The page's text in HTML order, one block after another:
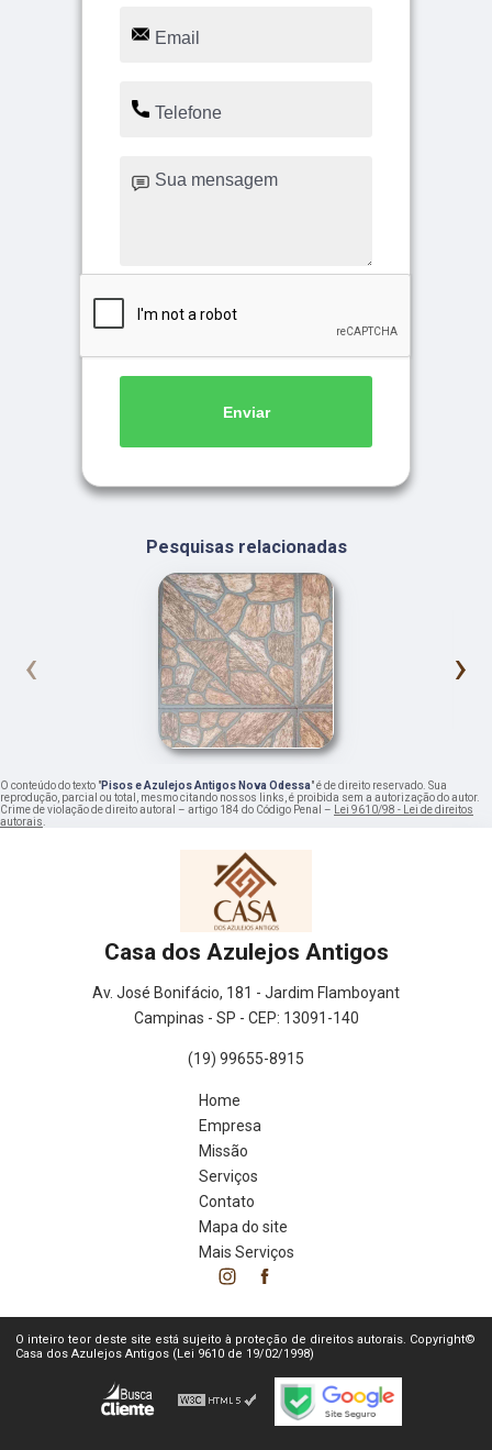
Enviar
Pesquisas relacionadas
‹ ›
O conteúdo do texto "Pisos e Azulejos Antigos Nova Odessa" é de direito reservado. Sua
reprodução, parcial ou total, mesmo citando nossos links, é proibida sem a autorização do autor.
Crime de violação de direito autoral – artigo 184 do Código Penal –
Lei 9610/98 - Lei de direitos
autorais
Casa dos Azulejos Antigos
Av. José Bonifácio, 181 - Jardim Flamboyant
Campinas - SP - CEP: 13091-140
(19) 99655-8915
Home
Empresa
Missão
Serviços
Contato
Mapa do site
Mais Serviços
O inteiro teor deste site está sujeito à proteção de direitos autorais. Copyright©
Casa dos Azulejos Antigos (Lei 9610 de 19/02/1998)